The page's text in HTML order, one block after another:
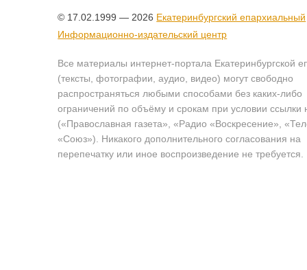
© 17.02.1999 — 2026 Екатеринбургский епархиальный
Информационно-издательский центр
Все материалы интернет-портала Екатеринбургской
(тексты, фотографии, аудио, видео) могут свободно
распространяться любыми способами без каких-либо
ограничений по объёму и срокам при условии ссылки
(«Православная газета», «Радио «Воскресение»,
«Союз»). Никакого дополнительного согласования на
перепечатку или иное воспроизведение не требуется.